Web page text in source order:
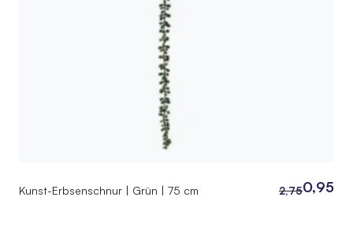
Kunst-Erbsenschnur | Grün | 75 cm 2,750,95